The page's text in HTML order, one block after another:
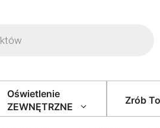
Oświetlenie
ZEWNĘTRZNE
Zrób